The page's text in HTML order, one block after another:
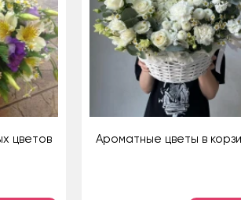
цветов Ароматные цветы в